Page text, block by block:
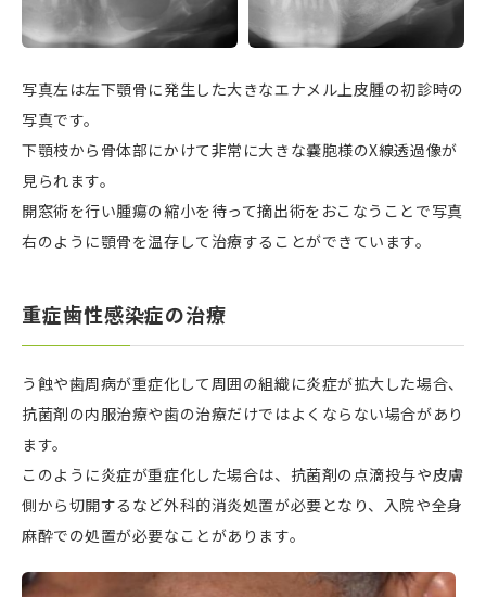
写真左は左下顎骨に発生した大きなエナメル上皮腫の初診時の
写真です。
下顎枝から骨体部にかけて非常に大きな嚢胞様のX線透過像が
見られます。
開窓術を行い腫瘍の縮小を待って摘出術をおこなうことで写真
右のように顎骨を温存して治療することができています。
重症歯性感染症の治療
う蝕や歯周病が重症化して周囲の組織に炎症が拡大した場合、
抗菌剤の内服治療や歯の治療だけではよくならない場合があり
ます。
このように炎症が重症化した場合は、抗菌剤の点滴投与や皮膚
側から切開するなど外科的消炎処置が必要となり、入院や全身
麻酔での処置が必要なことがあります。